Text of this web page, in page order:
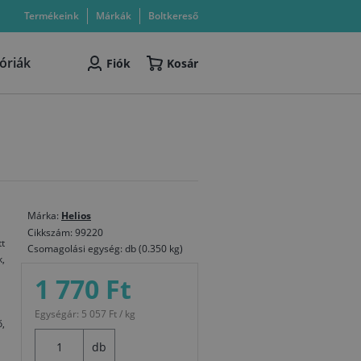
Termékeink Márkák Boltkereső
Fiók Kosár
Márka: Helios
Cikkszám: 99220
Csomagolási egység: db (0.350 kg)
1 770 Ft
Egységár: 5 057 Ft / kg
db